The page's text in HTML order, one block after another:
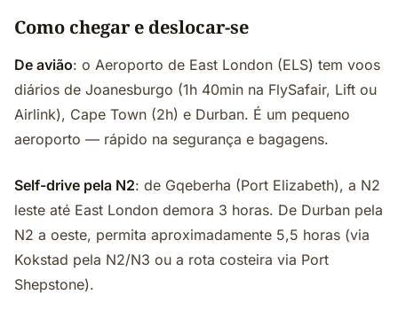
Como chegar e deslocar-se
De avião: o Aeroporto de East London (ELS) tem voos
diários de Joanesburgo (1h 40min na FlySafair, Lift ou
Airlink), Cape Town (2h) e Durban. É um pequeno
aeroporto — rápido na segurança e bagagens.
Self-drive pela N2: de Gqeberha (Port Elizabeth), a N2
leste até East London demora 3 horas. De Durban pela
N2 a oeste, permita aproximadamente 5,5 horas (via
Kokstad pela N2/N3 ou a rota costeira via Port
Shepstone).